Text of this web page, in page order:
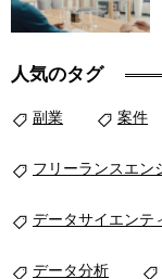
人気のタグ
副業 案件
フリーランスエン
データサイエンテ
データ分析